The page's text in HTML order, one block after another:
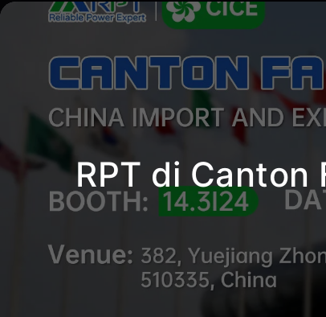
RPT di